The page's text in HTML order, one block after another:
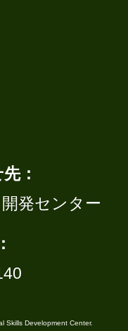
：
発センター
Skills Development Center.